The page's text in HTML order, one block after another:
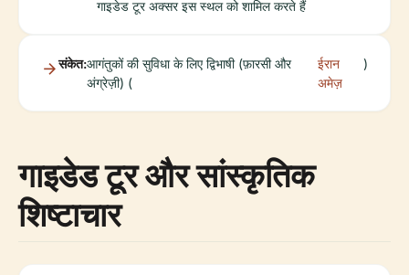
गाइडेड टूर अक्सर इस स्थल को शामिल करते हैं
संकेत:आगंतुकों की सुविधा के लिए द्विभाषी (फ़ारसी और
अंग्रेज़ी) (
ईरान
अमेज़
)
गाइडेड टूर और सांस्कृतिक
शिष्टाचार